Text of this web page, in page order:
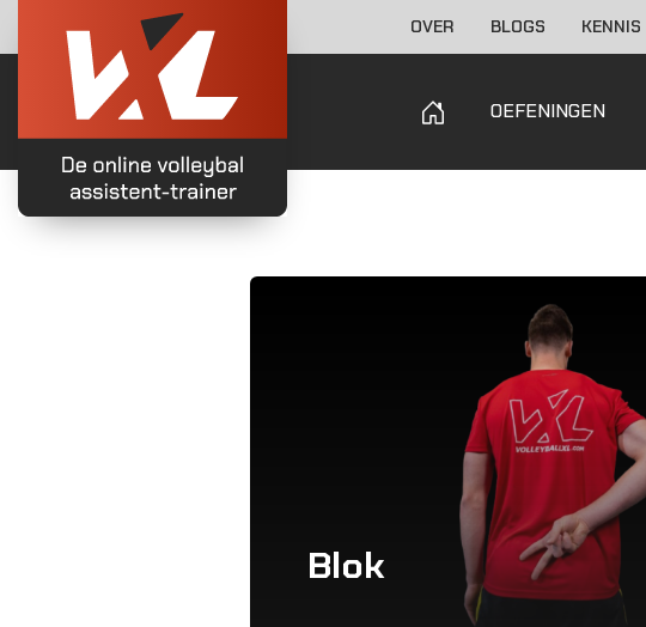
OVER BLOGS KENNIS
OEFENINGEN
Blok